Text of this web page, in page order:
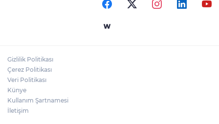
Gizlilik Politikası
Çerez Politikası
Veri Politikası
Künye
Kullanım Şartnamesi
İletişim